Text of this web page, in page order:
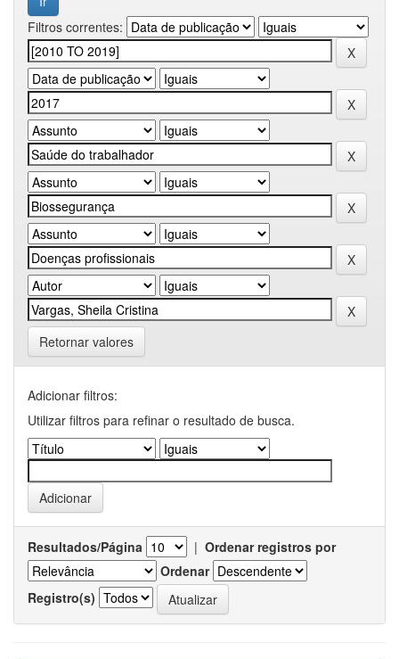
Filtros correntes:
Retornar valores
Adicionar filtros:
Utilizar filtros para refinar o resultado de busca.
Resultados/Página | Ordenar registros por
Ordenar
Registro(s)